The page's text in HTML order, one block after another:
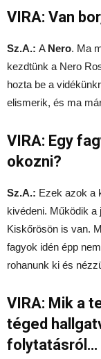
VIRA: Van
Sz.A.: A Nero. Ma
kezdtünk a Nero
hozta be a
elismerik, és ma
VIRA: Egy
okozni?
Sz.A.: Ezek azok a
kivédeni. Működik
Kiskőrösön is van.
fagyok idén épp
rohanunk ki és
VIRA: Mik a
téged
folytatásról…